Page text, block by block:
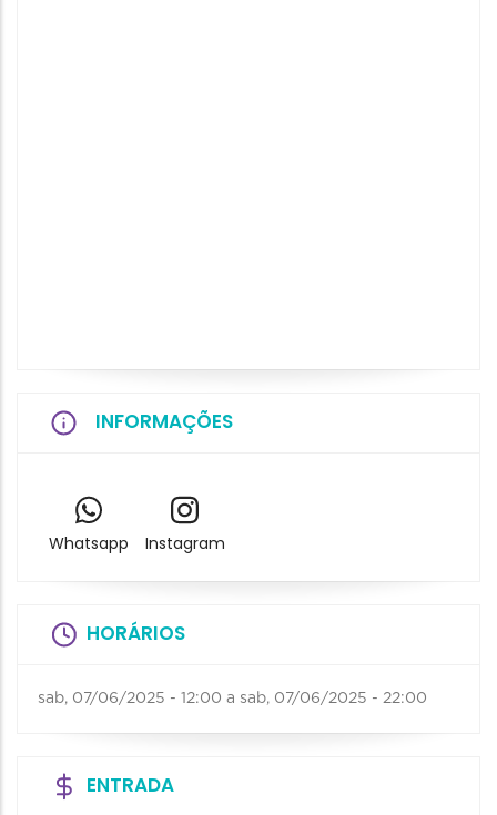
INFORMAÇÕES
Whatsapp Instagram
HORÁRIOS
sab, 07/06/2025 - 12:00 a sab, 07/06/2025 - 22:00
ENTRADA